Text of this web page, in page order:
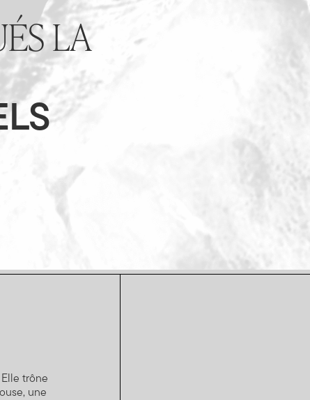
LA
Elle trône
une